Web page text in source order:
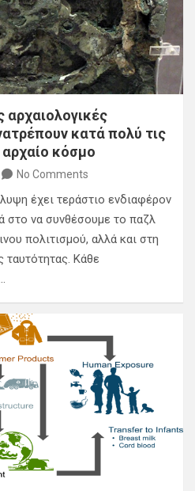
αρχαιολογικές
κατά πολύ τις
αρχαίο κόσμο
No Comments
έχει τεράστιο ενδιαφέρον
στο να συνθέσουμε το παζλ
πολιτισμού, αλλά και στη
ταυτότητας. Κάθε